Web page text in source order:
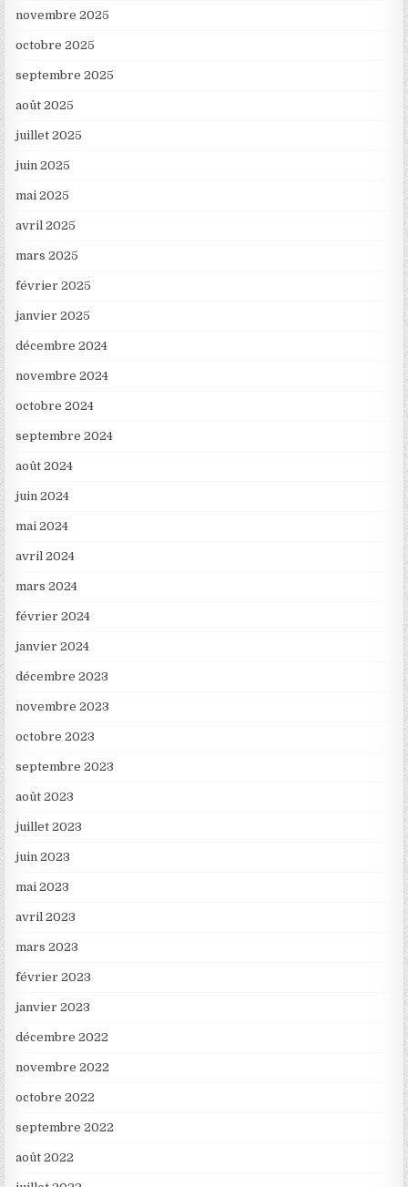
novembre 2025
octobre 2025
septembre 2025
août 2025
juillet 2025
juin 2025
mai 2025
avril 2025
mars 2025
février 2025
janvier 2025
décembre 2024
novembre 2024
octobre 2024
septembre 2024
août 2024
juin 2024
mai 2024
avril 2024
mars 2024
février 2024
janvier 2024
décembre 2023
novembre 2023
octobre 2023
septembre 2023
août 2023
juillet 2023
juin 2023
mai 2023
avril 2023
mars 2023
février 2023
janvier 2023
décembre 2022
novembre 2022
octobre 2022
septembre 2022
août 2022